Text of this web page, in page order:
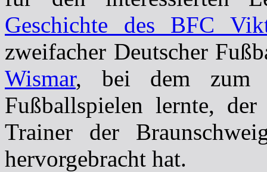
Geschichte des BFC
zweifacher Deutscher
Wismar, bei dem zum
Fußballspielen lernte,
Trainer der
hervorgebracht hat.